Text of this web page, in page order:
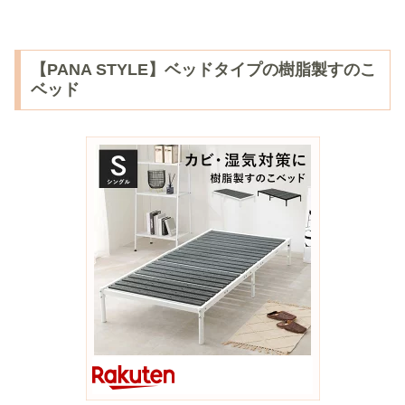
【PANA STYLE】ベッドタイプの樹脂製すのこ
ベッド